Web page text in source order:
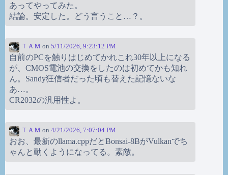
あってやってみた。
結論。安定した。どう言うこと…？。
ＴＡＭ on 5/11/2026, 9:23:12 PM
自前のPCを触りはじめてかれこれ30年以上になる
が、CMOS電池の交換をしたのは初めてかも知れ
ん。Sandy狂信者だった頃も替えた記憶ないな
あ…。
CR2032の汎用性よ。
ＴＡＭ on 4/21/2026, 7:07:04 PM
おお、最新のllama.cppだとBonsai-8BがVulkanでち
ゃんと動くようになってる。素敵。